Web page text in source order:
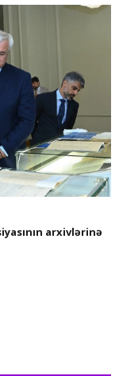
arxivlərinə